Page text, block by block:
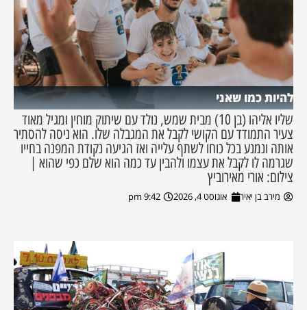
להיות כמו שאני
שליו אליהו (בן 10) מבית שמש, נולד עם שיתוק מוחין ומגיל מאוד
צעיר התמודד עם הקושי לקבל את המגבלה שלו. הוא ניסה להסתיר
אותה ונמנע בכל כוחו לשתף עלייה ואז הגיעה נקודת המפנה בחייו
שגרמה לו לקבל את עצמו ולהבין עד כמה הוא שלם כפי שהוא |
צילום: אורי מאירוביץ
מירב בן יאיר אוגוסט 4, 2026 9:42 pm